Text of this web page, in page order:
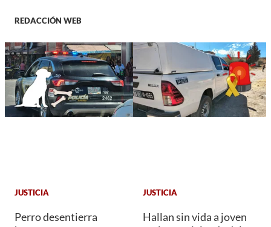
REDACCIÓN WEB
JUSTICIA
Perro desentierra
JUSTICIA
Hallan sin vida a joven